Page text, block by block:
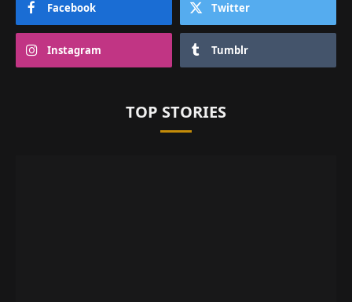
Facebook Twitter
Instagram Tumblr
TOP STORIES